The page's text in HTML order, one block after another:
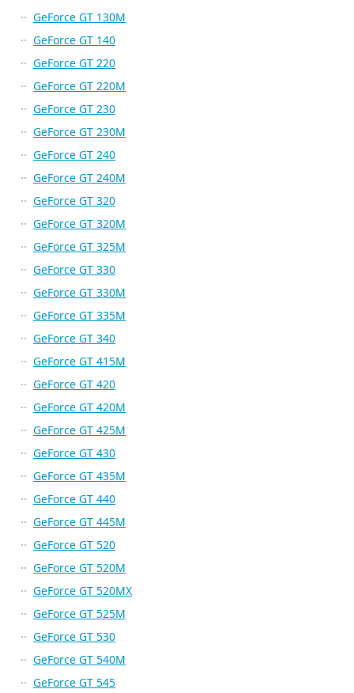
GeForce GT 130M
GeForce GT 140
GeForce GT 220
GeForce GT 220M
GeForce GT 230
GeForce GT 230M
GeForce GT 240
GeForce GT 240M
GeForce GT 320
GeForce GT 320M
GeForce GT 325M
GeForce GT 330
GeForce GT 330M
GeForce GT 335M
GeForce GT 340
GeForce GT 415M
GeForce GT 420
GeForce GT 420M
GeForce GT 425M
GeForce GT 430
GeForce GT 435M
GeForce GT 440
GeForce GT 445M
GeForce GT 520
GeForce GT 520M
GeForce GT 520MX
GeForce GT 525M
GeForce GT 530
GeForce GT 540M
GeForce GT 545